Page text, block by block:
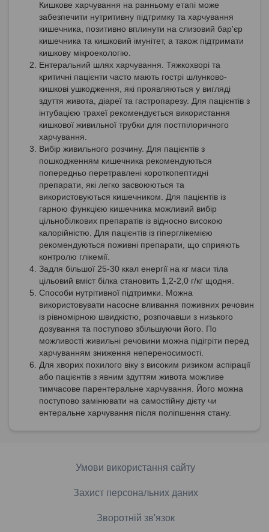
Кишкове харчування на ранньому етапі може
забезпечити нутритивну підтримку та харчування
кишечника, позитивно вплинути на слизовий бар'єр
кишечника та кишковий імунітет, а також підтримати
кишкову мікроекологію.
Ентеральний шлях харчування. Тяжкохворі та
критичні пацієнти часто мають гострі шлунково-
кишкові ушкодження, які проявляються у вигляді
здуття живота, діареї та гастропарезу. Для пацієнтів з
інтубацією трахеї рекомендується використання
кишкової живильної трубки для постпілоричного
харчування.
Вибір живильного розчину. Для пацієнтів з
пошкодженням кишечника рекомендуються
попередньо перетравлені короткопептидні
препарати, які легко засвоюються та
використовуються кишечником. Для пацієнтів із
гарною функцією кишечника можливий вибір
цільнобілкових препаратів із відносно високою
калорійністю. Для пацієнтів із гіперглікемією
рекомендуються поживні препарати, що сприяють
контролю глікемії.
Задля більшої 25-30 ккал енергії на кг маси тіла
цільовий вміст білка становить 1,2-2,0 г/кг щодня.
Способи нутрітивної підтримки. Можна
використовувати насосне вливання поживних речовин
із рівномірною швидкістю, розпочавши з низького
дозування та поступово збільшуючи його. По
можливості живильні речовини можна підігріти перед
харчуванням зниження непереносимості.
Для хворих похилого віку з високим ризиком аспірації
або пацієнтів з явним здуттям живота можливе
тимчасове парентеральне харчування. Його можна
поступово замінювати на самостійну дієту чи
ентеральне харчування після поліпшення стану.
Умови використання сайту
Захист персональних даних
Зворотній зв'язок